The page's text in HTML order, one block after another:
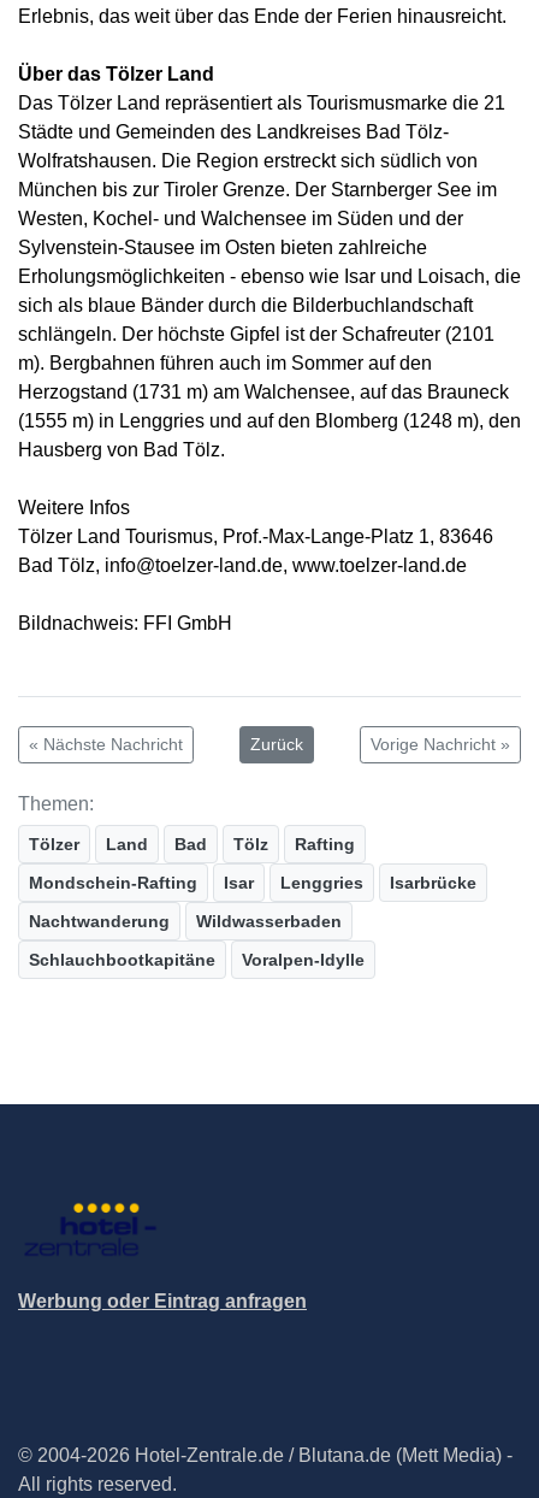
Erlebnis, das weit über das Ende der Ferien hinausreicht.
Über das Tölzer Land
Das Tölzer Land repräsentiert als Tourismusmarke die 21
Städte und Gemeinden des Landkreises Bad Tölz-
Wolfratshausen. Die Region erstreckt sich südlich von
München bis zur Tiroler Grenze. Der Starnberger See im
Westen, Kochel- und Walchensee im Süden und der
Sylvenstein-Stausee im Osten bieten zahlreiche
Erholungsmöglichkeiten - ebenso wie Isar und Loisach, die
sich als blaue Bänder durch die Bilderbuchlandschaft
schlängeln. Der höchste Gipfel ist der Schafreuter (2101
m). Bergbahnen führen auch im Sommer auf den
Herzogstand (1731 m) am Walchensee, auf das Brauneck
(1555 m) in Lenggries und auf den Blomberg (1248 m), den
Hausberg von Bad Tölz.
Weitere Infos
Tölzer Land Tourismus, Prof.-Max-Lange-Platz 1, 83646
Bad Tölz, info@toelzer-land.de, www.toelzer-land.de
Bildnachweis: FFI GmbH
« Nächste Nachricht Zurück Vorige Nachricht »
Themen:
Tölzer Land Bad Tölz
Rafting
Mondschein-Rafting
Isar Lenggries
Isarbrücke
Nachtwanderung
Wildwasserbaden
Schlauchbootkapitäne
Voralpen-Idylle
Werbung oder Eintrag anfragen
© 2004-2026 Hotel-Zentrale.de / Blutana.de (Mett Media) -
All rights reserved.